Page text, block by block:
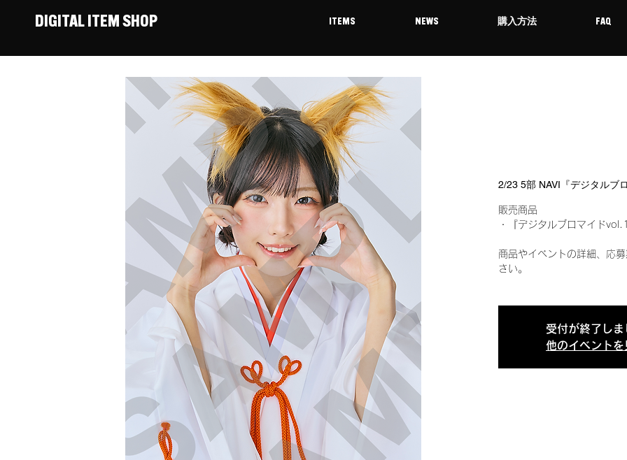
DIGITAL ITEM SHOP ITEMS NEWS 購入方法 FAQ
2/23 5部 NAVI『デジタルブ
販売商品
・『デジタルブロマイド
商品やイベントの詳細、応
さい。
受付が終了しま
他のイベントを